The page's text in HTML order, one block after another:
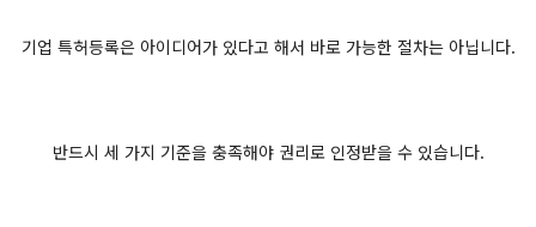
기업 특허등록은 아이디어가 있다고 해서 바로 가능한 절차는 아닙니다.
반드시 세 가지 기준을 충족해야 권리로 인정받을 수 있습니다.